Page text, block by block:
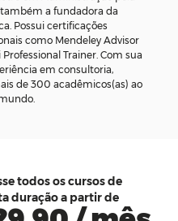
também a fundadora da
Possui certificações
como Mendeley Advisor
Professional Trainer. Com sua
em consultoria,
de 300 acadêmicos(as) ao
todos os cursos de
duração a partir de